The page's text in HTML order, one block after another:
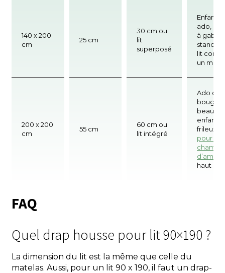
140 x 200
cm
25 cm
30 cm ou
lit
superposé
Enfant
ado,
à
lit
un mur
200 x 200
cm
55 cm
60 cm ou
lit intégré
Ado qui
bouge
enfant
frileux,
pour
d’amis
haut
FAQ
Quel drap housse pour lit 90×190 ?
La dimension du lit est la même que celle du
matelas. Aussi, pour un lit 90 x 190, il faut un drap-